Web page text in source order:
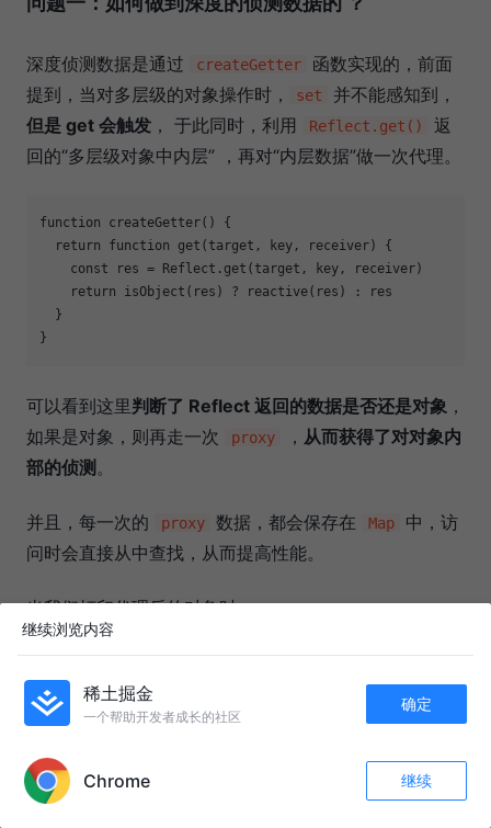
深度侦测数据是通过 createGetter
函数实现的，前面
提到，当对多层级的对象操作时，
set
并不能感知到，
但是 get 会触发 ， 于此同时，利用 Reflect.get()
返
回的“多层级对象中内层” ，再对“内层数据”做一次代理。
function createGetter( ) {
return
function get ( target, key, receiver) {
const res = Reflect .get(target, key, receiver)
return isObject(res) ? reactive(res) : res
  }
可以看到这里判断了 Reflect 返回的数据是否还是对象 ，
如果是对象，则再走一次
proxy ， 从而获得了对对象内
部的侦测。
并且，每一次的 proxy 数据，都会保存在 Map
中，访
问时会直接从中查找，从而提高性能。
当我们打印代理后的对象时：
970
继续浏览内容
稀土掘金
一个帮助开发者成长的社区
确定
Chrome 继续